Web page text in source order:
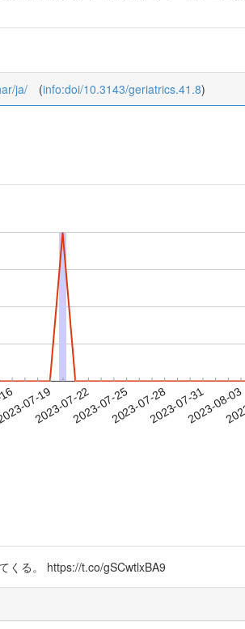
ja/ (info:doi/10.3143/geriatrics.41.8)
07-19
2023-07-222023-07-252023-07-282023-07-312023-08-03
くる。 https://t.co/gSCwtlxBA9